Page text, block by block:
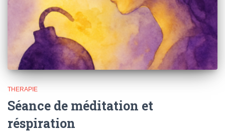
THERAPIE
Séance de méditation et
réspiration